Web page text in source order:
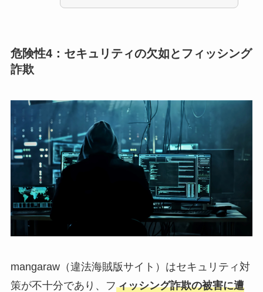
危険性4：セキュリティの欠如とフィッシング
詐欺
mangaraw（違法海賊版サイト）はセキュリティ対
策が不十分であり、フィッシング詐欺の被害に遭